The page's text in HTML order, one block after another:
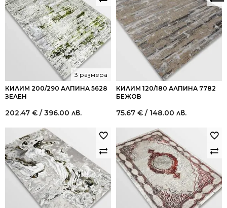
КИЛИМ 200/290 АЛПИНА 5628
ЗЕЛЕН
3 размера
202.47 € / 396.00 лв.
КИЛИМ 120/180 АЛПИНА 7782
БЕЖОВ
75.67 € / 148.00 лв.